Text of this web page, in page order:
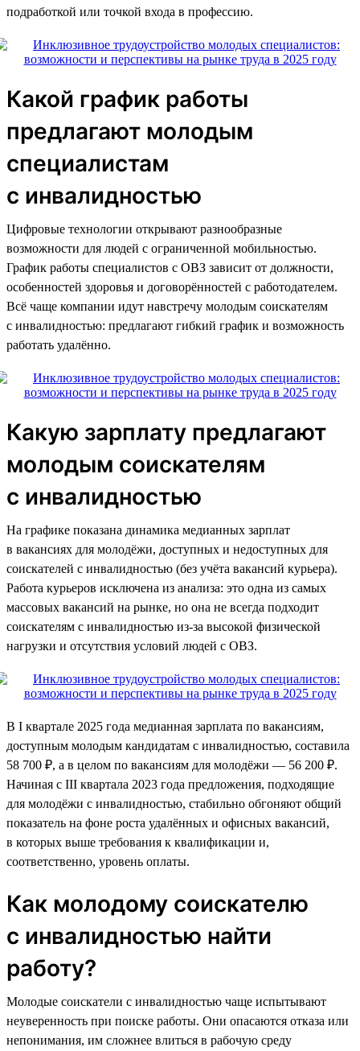
подработкой или точкой входа в профессию.
Какой график работы
предлагают молодым
специалистам
с инвалидностью
Цифровые технологии открывают разнообразные
возможности для людей с ограниченной мобильностью.
График работы специалистов с ОВЗ зависит от должности,
особенностей здоровья и договорённостей с работодателем.
Всё чаще компании идут навстречу молодым соискателям
с инвалидностью: предлагают гибкий график и возможность
работать удалённо.
Какую зарплату предлагают
молодым соискателям
с инвалидностью
На графике показана динамика медианных зарплат
в вакансиях для молодёжи, доступных и недоступных для
соискателей с инвалидностью (без учёта вакансий курьера).
Работа курьеров исключена из анализа: это одна из самых
массовых вакансий на рынке, но она не всегда подходит
соискателям с инвалидностью из-за высокой физической
нагрузки и отсутствия условий людей с ОВЗ.
В I квартале 2025 года медианная зарплата по вакансиям,
доступным молодым кандидатам с инвалидностью, составила
58 700 ₽, а в целом по вакансиям для молодёжи — 56 200 ₽.
Начиная с III квартала 2023 года предложения, подходящие
для молодёжи с инвалидностью, стабильно обгоняют общий
показатель на фоне роста удалённых и офисных вакансий,
в которых выше требования к квалификации и,
соответственно, уровень оплаты.
Как молодому соискателю
с инвалидностью найти
работу?
Молодые соискатели с инвалидностью чаще испытывают
неуверенность при поиске работы. Они опасаются отказа или
непонимания, им сложнее влиться в рабочую среду